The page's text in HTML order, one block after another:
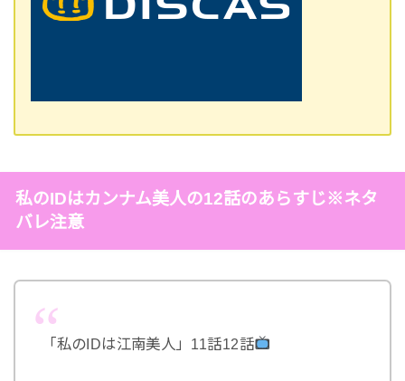
私のIDはカンナム美人の12話のあらすじ※ネタ
バレ注意
「私のIDは江南美人」11話12話